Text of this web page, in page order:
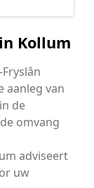
Kollum
aanleg van
de
omvang
adviseert
uw